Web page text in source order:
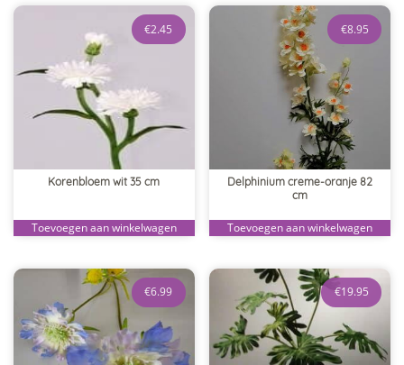
Korenbloem wit 35 cm
€2.45
Toevoegen aan winkelwagen
Delphinium creme-oranje 82
cm
€8.95
Toevoegen aan winkelwagen
€6.99 €19.95